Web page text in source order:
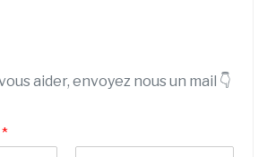
aider, envoyez nous un mail 👇
*